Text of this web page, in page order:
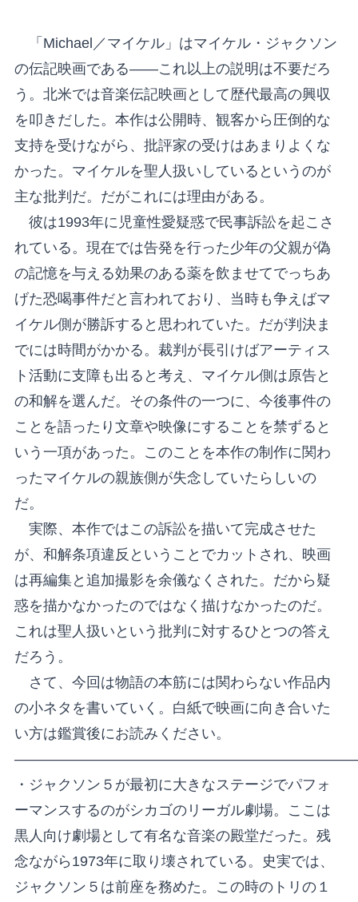
「Michael／マイケル」はマイケル・ジャクソン
の伝記映画である――これ以上の説明は不要だろ
う。北米では音楽伝記映画として歴代最高の興収
を叩きだした。本作は公開時、観客から圧倒的な
支持を受けながら、批評家の受けはあまりよくな
かった。マイケルを聖人扱いしているというのが
主な批判だ。だがこれには理由がある。
彼は1993年に児童性愛疑惑で民事訴訟を起こさ
れている。現在では告発を行った少年の父親が偽
の記憶を与える効果のある薬を飲ませてでっちあ
げた恐喝事件だと言われており、当時も争えばマ
イケル側が勝訴すると思われていた。だが判決ま
でには時間がかかる。裁判が長引けばアーティス
ト活動に支障も出ると考え、マイケル側は原告と
の和解を選んだ。その条件の一つに、今後事件の
ことを語ったり文章や映像にすることを禁ずると
いう一項があった。このことを本作の制作に関わ
ったマイケルの親族側が失念していたらしいの
だ。
実際、本作ではこの訴訟を描いて完成させた
が、和解条項違反ということでカットされ、映画
は再編集と追加撮影を余儀なくされた。だから疑
惑を描かなかったのではなく描けなかったのだ。
これは聖人扱いという批判に対するひとつの答え
だろう。
さて、今回は物語の本筋には関わらない作品内
の小ネタを書いていく。白紙で映画に向き合いた
い方は鑑賞後にお読みください。
・ジャクソン５が最初に大きなステージでパフォ
ーマンスするのがシカゴのリーガル劇場。ここは
黒人向け劇場として有名な音楽の殿堂だった。残
念ながら1973年に取り壊されている。史実では、
ジャクソン５は前座を務めた。この時のトリの１